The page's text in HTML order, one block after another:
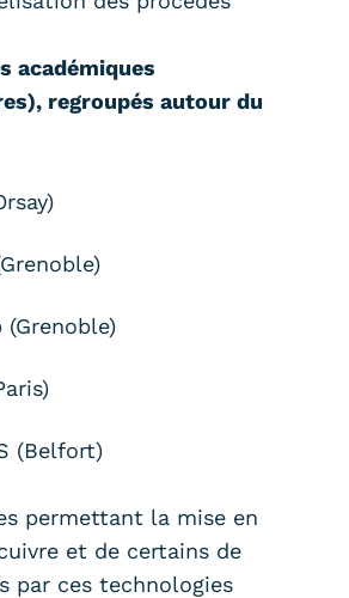
académiques
regroupés autour du
(Grenoble)
(Belfort)
permettant la mise en
et de certains de
par ces technologies